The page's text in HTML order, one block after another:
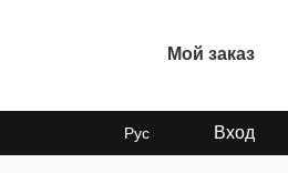
Мой заказ
Рус Вход